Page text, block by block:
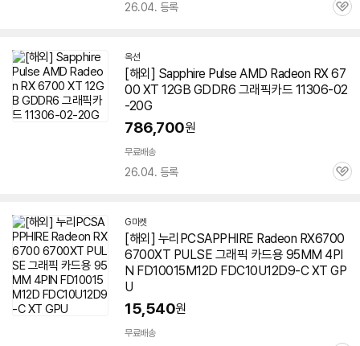
26.04. 등록
관
옥션
[해외] Sapphire Pulse AMD Radeon RX 67
00 XT 12GB GDDR6 그래픽카드 11306-02
-20G
786,700원
무료배송
26.04. 등록
관
G마켓
[해외] 누리PCSAPPHIRE Radeon RX6700
6700XT PULSE 그래픽 카드용 95MM 4PI
N FD10015M12D FDC10U12D9-C XT GP
U
15,540원
무료배송